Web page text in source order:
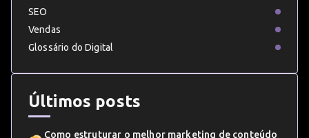
SEO
Vendas
Glossário do Digital
Últimos posts
Como estruturar o melhor marketing de conteúdo